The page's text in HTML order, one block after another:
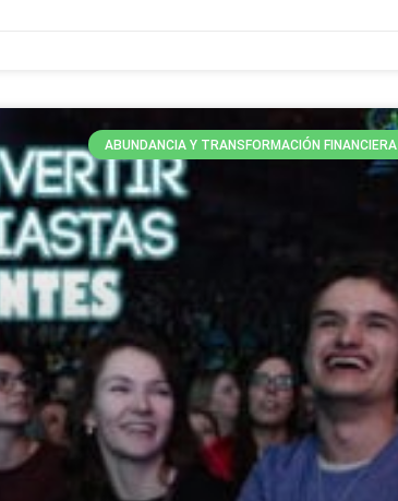
ABUNDANCIA Y TRANSFORMACIÓN FINANCIERA